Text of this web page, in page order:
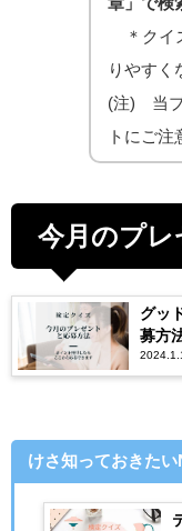
＊クイ
りやすく
(注) 当ブ
トにご注
今月のプレ
グッ
募方
けさ知っておきた